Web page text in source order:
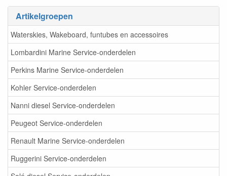
Artikelgroepen
Waterskies, Wakeboard, funtubes en accessoires
Lombardini Marine Service-onderdelen
Perkins Marine Service-onderdelen
Kohler Service-onderdelen
Nanni diesel Service-onderdelen
Peugeot Service-onderdelen
Renault Marine Service-onderdelen
Ruggerini Service-onderdelen